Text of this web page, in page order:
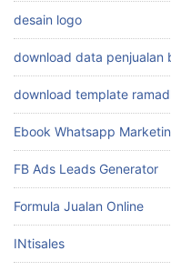
desain logo
download data penjualan
download template
Ebook Whatsapp
FB Ads Leads Generator
Formula Jualan Online
INtisales